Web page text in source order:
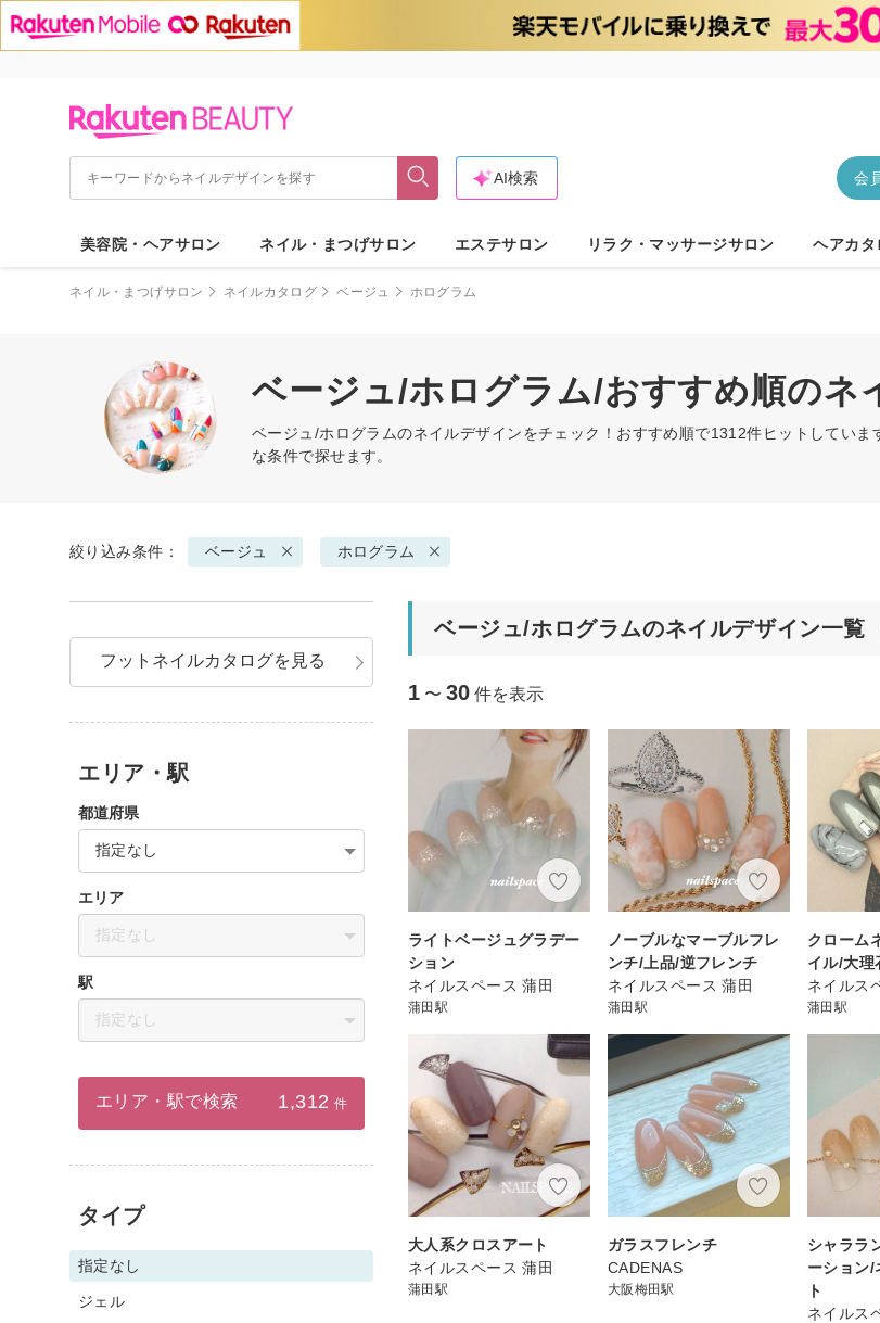
会
AI検索
美容院・ヘアサロン ネイル・まつげサロン エステサロン リラク・マッサージサロン ヘアカタ
ネイル・まつげサロン ネイルカタログ ベージュ ホログラム
ベージュ/ホログラム/おすすめ順のネ
ベージュ/ホログラムのネイルデザインをチェック！おすすめ順で1312件ヒットしてい
な条件で探せます。
絞り込み条件： ベージュ ホログラム
ベージュ/ホログラムのネイルデザイン一覧
1 〜 30 件を表示
ライトベージュグラデー
ション
ネイルスペース 蒲田
蒲田駅
ノーブルなマーブルフレ
ンチ/上品/逆フレンチ
ネイルスペース 蒲田
蒲田駅
クローム
イル/大理
ネイルス
蒲田駅
大人系クロスアート
ネイルスペース 蒲田
蒲田駅
ガラスフレンチ
CADENAS
大阪梅田駅
シャララ
ーション/
ト
ネイルス
フットネイルカタログを見る
エリア・駅
都道府県
指定なし
エリア
指定なし
駅
指定なし
エリア・駅で検索 1,312 件
タイプ
指定なし
ジェル